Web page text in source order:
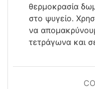
θερμοκρασία
στο ψυγείο.
να
τετράγωνα και